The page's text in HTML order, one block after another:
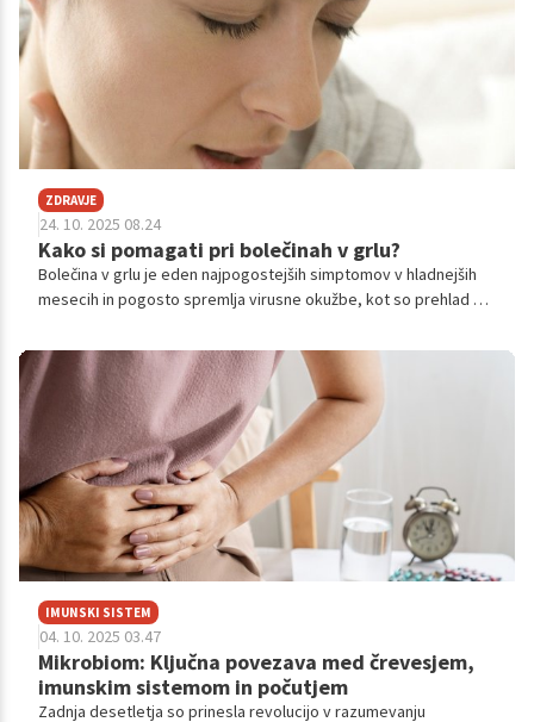
ZDRAVJE
24. 10. 2025 08.24
Kako si pomagati pri bolečinah v grlu?
Bolečina v grlu je eden najpogostejših simptomov v hladnejših
mesecih in pogosto spremlja virusne okužbe, kot so prehlad ali
IMUNSKI SISTEM
04. 10. 2025 03.47
Mikrobiom: Ključna povezava med črevesjem,
imunskim sistemom in počutjem
Zadnja desetletja so prinesla revolucijo v razumevanju